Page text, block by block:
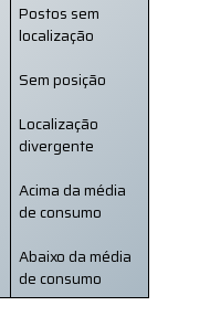
Postos sem
localização
Sem posição
Localização
divergente
Acima da média
de consumo
Abaixo da média
de consumo